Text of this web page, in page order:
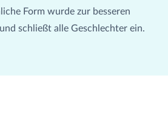
Form wurde zur besseren
schließt alle Geschlechter ein.